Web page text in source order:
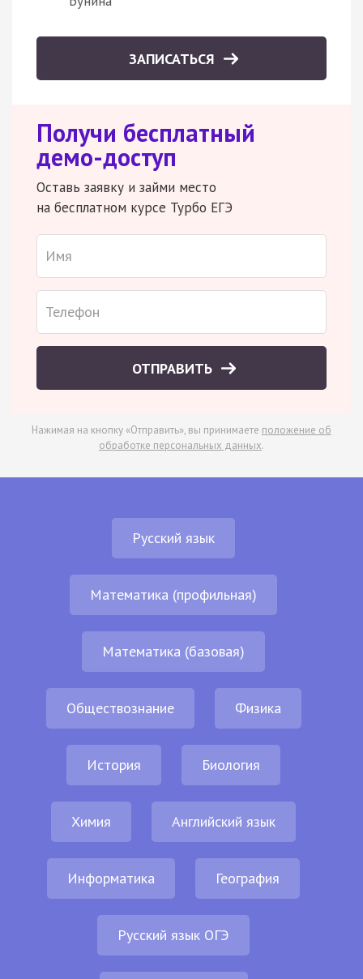
ЗАПИСАТЬСЯ
Получи бесплатный
демо-доступ
Оставь заявку и займи место
на бесплатном курсе Турбо ЕГЭ
ОТПРАВИТЬ
Нажимая на кнопку «Отправить», вы принимаете положение об
обработке персональных данных.
Русский язык
Математика (профильная)
Математика (базовая)
Обществознание Физика
История Биология
Химия Английский язык
Информатика География
Русский язык ОГЭ